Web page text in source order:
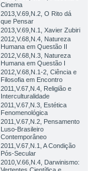
Cinema
2013,V.69,N.2, O Rito dá
que Pensar
2013,V.69,N.1, Xavier Zubiri
2012,V.68,N.4, Natureza
Humana em Questão II
2012,V.68,N.3, Natureza
Humana em Questão I
2012,V.68,N.1-2, Ciência e
Filosofia em Encontro
2011,V.67,N.4, Religião e
Interculturalidade
2011,V.67,N.3, Estética
Fenomenológica
2011,V.67,N.2, Pensamento
Luso-Brasileiro
Contemporâneo
2011,V.67,N.1, A Condição
Pós-Secular
2010,V.66,N.4, Darwinismo: